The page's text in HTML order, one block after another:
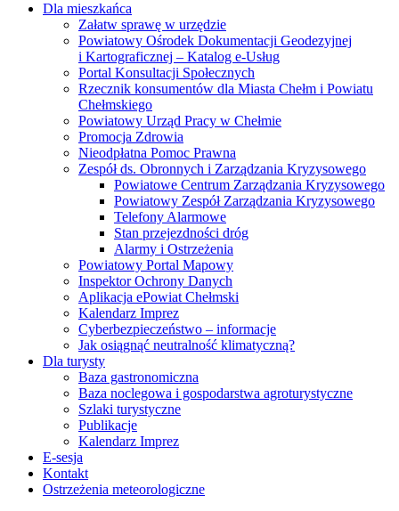
Dla mieszkańca
Załatw sprawę w urzędzie
Powiatowy Ośrodek Dokumentacji Geodezyjnej
i Kartograficznej – Katalog e-Usług
Portal Konsultacji Społecznych
Rzecznik konsumentów dla Miasta Chełm i Powiatu
Chełmskiego
Powiatowy Urząd Pracy w Chełmie
Promocja Zdrowia
Nieodpłatna Pomoc Prawna
Zespół ds. Obronnych i Zarządzania Kryzysowego
Powiatowe Centrum Zarządzania Kryzysowego
Powiatowy Zespół Zarządzania Kryzysowego
Telefony Alarmowe
Stan przejezdności dróg
Alarmy i Ostrzeżenia
Powiatowy Portal Mapowy
Inspektor Ochrony Danych
Aplikacja ePowiat Chełmski
Kalendarz Imprez
Cyberbezpieczeństwo – informacje
Jak osiągnąć neutralność klimatyczną?
Dla turysty
Baza gastronomiczna
Baza noclegowa i gospodarstwa agroturystyczne
Szlaki turystyczne
Publikacje
Kalendarz Imprez
E-sesja
Kontakt
Ostrzeżenia meteorologiczne